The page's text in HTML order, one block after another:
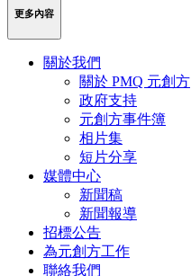
更多內容
關於我們
關於 PMQ 元創方
政府支持
元創方事件簿
相片集
短片分享
媒體中心
新聞稿
新聞報導
招標公告
為元創方工作
聯絡我們